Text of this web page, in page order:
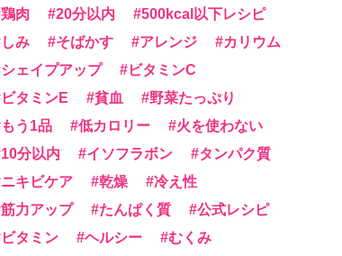
鶏肉
20分以内
500kcal以下レシピ
しみ
そばかす アレンジ
カリウム
シェイプアップ
ビタミンC
ビタミンE
貧血
野菜たっぷり
もう1品
低カロリー
火を使わない
10分以内
イソフラボン
タンパク質
ニキビケア
乾燥
冷え性
筋力アップ
たんぱく質
公式レシピ
ビタミン
ヘルシー
むくみ